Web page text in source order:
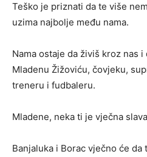
Teško je priznati da te više
uzima najbolje među nama.
Nama ostaje da živiš kroz nas
Mladenu Žižoviću, čovjeku,
treneru i fudbaleru.
Mladene, neka ti je vječna
Banjaluka i Borac vječno će da